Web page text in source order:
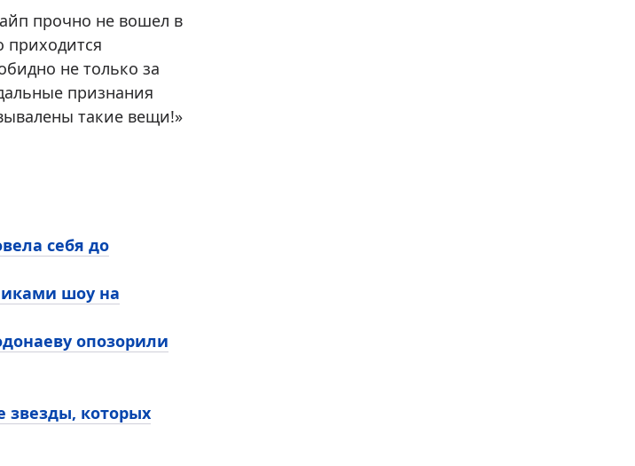
прочно не вошел в
приходится
не только за
признания
такие вещи!»
себя до
шоу на
опозорили
звезды, которых